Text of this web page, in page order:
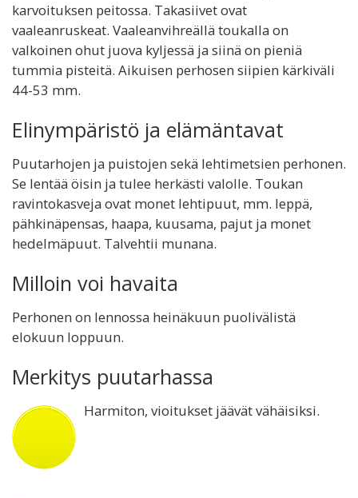
karvoituksen peitossa. Takasiivet ovat
vaaleanruskeat. Vaaleanvihreällä toukalla on
valkoinen ohut juova kyljessä ja siinä on pieniä
tummia pisteitä. Aikuisen perhosen siipien kärkiväli
44-53 mm.
Elinympäristö ja elämäntavat
Puutarhojen ja puistojen sekä lehtimetsien perhonen.
Se lentää öisin ja tulee herkästi valolle. Toukan
ravintokasveja ovat monet lehtipuut, mm. leppä,
pähkinäpensas, haapa, kuusama, pajut ja monet
hedelmäpuut. Talvehtii munana.
Milloin voi havaita
Perhonen on lennossa heinäkuun puolivälistä
elokuun loppuun.
Merkitys puutarhassa
Harmiton, vioitukset jäävät vähäisiksi.